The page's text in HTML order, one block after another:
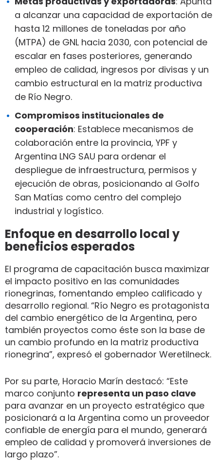
a alcanzar una capacidad de exportación de
hasta 12 millones de toneladas por año
(MTPA) de GNL hacia 2030, con potencial de
escalar en fases posteriores, generando
empleo de calidad, ingresos por divisas y un
cambio estructural en la matriz productiva
de Río Negro.
Compromisos institucionales de
cooperación: Establece mecanismos de
colaboración entre la provincia, YPF y
Argentina LNG SAU para ordenar el
despliegue de infraestructura, permisos y
ejecución de obras, posicionando al Golfo
San Matías como centro del complejo
industrial y logístico.
Enfoque en desarrollo local y
beneficios esperados
El programa de capacitación busca maximizar
el impacto positivo en las comunidades
rionegrinas, fomentando empleo calificado y
desarrollo regional. “Río Negro es protagonista
del cambio energético de la Argentina, pero
también proyectos como éste son la base de
un cambio profundo en la matriz productiva
rionegrina”, expresó el gobernador Weretilneck.
Por su parte, Horacio Marín destacó: “Este
marco conjunto representa un paso clave
para avanzar en un proyecto estratégico que
posicionará a la Argentina como un proveedor
confiable de energía para el mundo, generará
empleo de calidad y promoverá inversiones de
largo plazo”.